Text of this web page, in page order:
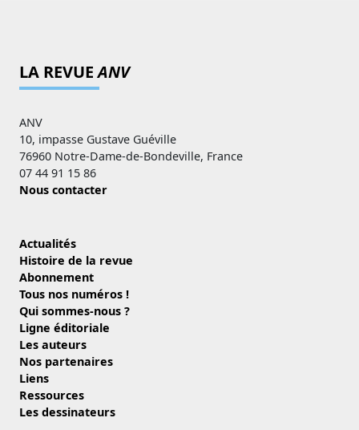
LA REVUEANV
ANV
10, impasse Gustave Guéville
76960 Notre-Dame-de-Bondeville, France
07 44 91 15 86
Nous contacter
Actualités
Histoire de la revue
Abonnement
Tous nos numéros !
Qui sommes-nous ?
Ligne éditoriale
Les auteurs
Nos partenaires
Liens
Ressources
Les dessinateurs